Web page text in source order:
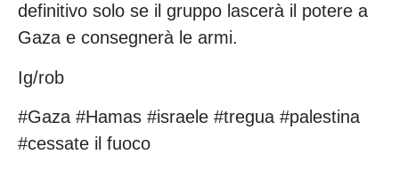
definitivo solo se il gruppo lascerà il potere a
Gaza e consegnerà le armi.
Ig/rob
#Gaza #Hamas #israele #tregua #palestina
#cessate il fuoco